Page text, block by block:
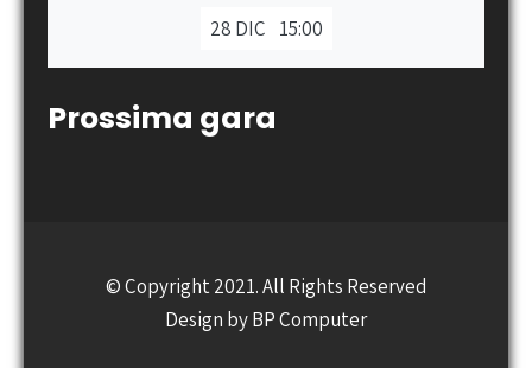
28 DIC 15:00
Prossima gara
© Copyright 2021. All Rights Reserved
Design byBP Computer